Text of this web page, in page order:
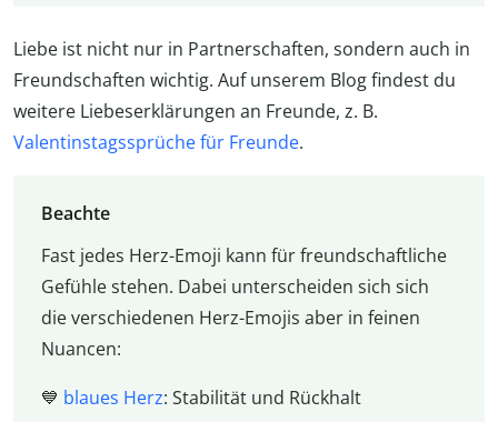
Liebe ist nicht nur in Partnerschaften, sondern auch in
Freundschaften wichtig. Auf unserem Blog findest du
weitere Liebeserklärungen an Freunde, z. B.
Valentinstagssprüche für Freunde.
Beachte
Fast jedes Herz-Emoji kann für freundschaftliche
Gefühle stehen. Dabei unterscheiden sich sich
die verschiedenen Herz-Emojis aber in feinen
Nuancen:
💙 blaues Herz: Stabilität und Rückhalt